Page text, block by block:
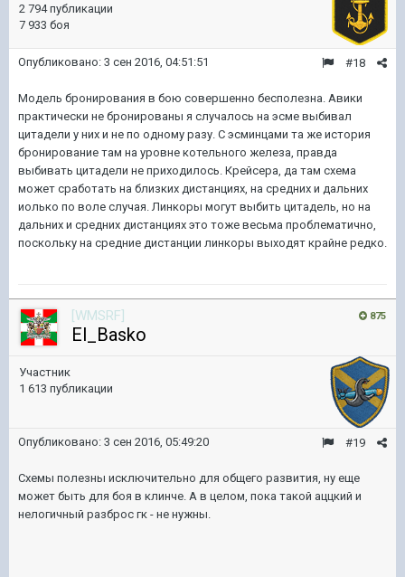
2 794 публикации
7 933 боя
#18
Опубликовано: 3 сен 2016, 04:51:51
Модель бронирования в бою совершенно бесполезна. Авики
практически не бронированы я случалось на эсме выбивал
цитадели у них и не по одному разу. С эсминцами та же история
бронирование там на уровне котельного железа, правда
выбивать цитадели не приходилось. Крейсера, да там схема
может сработать на близких дистанциях, на средних и дальних
иолько по воле случая. Линкоры могут выбить цитадель, но на
дальних и средних дистанциях это тоже весьма проблематично,
поскольку на средние дистанции линкоры выходят крайне редко.
875
[WMSRF]
El_Basko
Участник
1 613 публикации
#19
Опубликовано: 3 сен 2016, 05:49:20
Схемы полезны исключительно для общего развития, ну еще
может быть для боя в клинче. А в целом, пока такой аццкий и
нелогичный разброс гк - не нужны.